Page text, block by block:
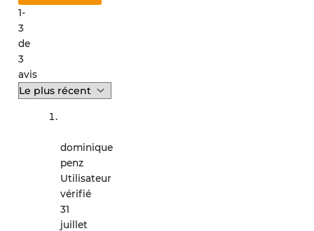
1-
3
de
3
avis
dominique
penz
Utilisateur
vérifié
31
juillet